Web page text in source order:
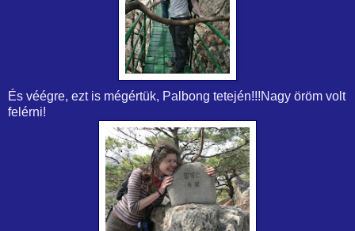
És véégre, ezt is mégértük, Palbong tetején!!!Nagy öröm volt
felérni!